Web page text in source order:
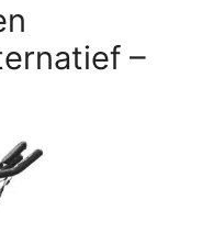
–